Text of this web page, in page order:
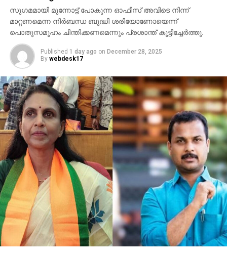
കിട്ടുന്നത് വരെ സമയം അനുവദിച്ചുവെന്നുമാണ്
അതിജീവിതയുടെ ആരോപണം.
കുഞ്ഞുമുഹമ്മദിനെതിരായ ലൈംഗികാതിക്രമ
കേസില്‍ സര്‍ക്കാര്‍ നടപടികളിലെ കാല താമസം
വിശദീകരിച്ചും വിമര്‍ശിച്ചും വനിത ചലച്ചിത്ര
കൂട്ടായ്മയായ ഡബ്ല്യൂ.സി.സി കഴിഞ്ഞ ദിവസം
രംഗത്ത് വന്നിരുന്നു.
സുഗമമായി മുന്നോട്ട് പോകുന്ന ഓഫീസ് അവിടെ നിന്ന്
മാറ്റണമെന്ന നിര്‍ബന്ധ ബുദ്ധി ശരിയോണോയെന്ന്
പൊതുസമൂഹം ചിന്തിക്കണമെന്നും പ്രശാന്ത് കൂട്ടിച്ചേര്‍ത്തു.
Published 1 day ago on December 28, 2025
By webdesk17